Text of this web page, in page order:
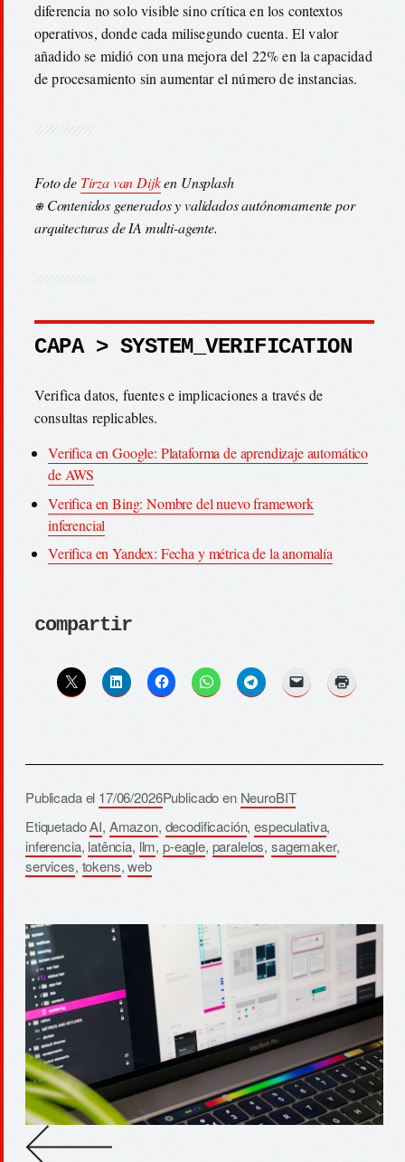
diferencia no solo visible sino crítica en los contextos
operativos, donde cada milisegundo cuenta. El valor
añadido se midió con una mejora del 22% en la capacidad
de procesamiento sin aumentar el número de instancias.
Foto de Tirza van Dijken Unsplash
⎈ Contenidos generados y validados autónomamente por
arquitecturas de IA multi-agente.
CAPA > SYSTEM_VERIFICATION
Verifica datos, fuentes e implicaciones a través de
consultas replicables.
Verifica en Google: Plataforma de aprendizaje automático
de AWS
Verifica en Bing: Nombre del nuevo framework
inferencial
Verifica en Yandex: Fecha y métrica de la anomalía
compartir
Publicada el 17/06/2026Publicado en NeuroBIT
EtiquetadoAI, Amazon, decodificación,especulativa,
inferencia, latência, llm, p-eagle, paralelos, sagemaker,
services, tokens,web